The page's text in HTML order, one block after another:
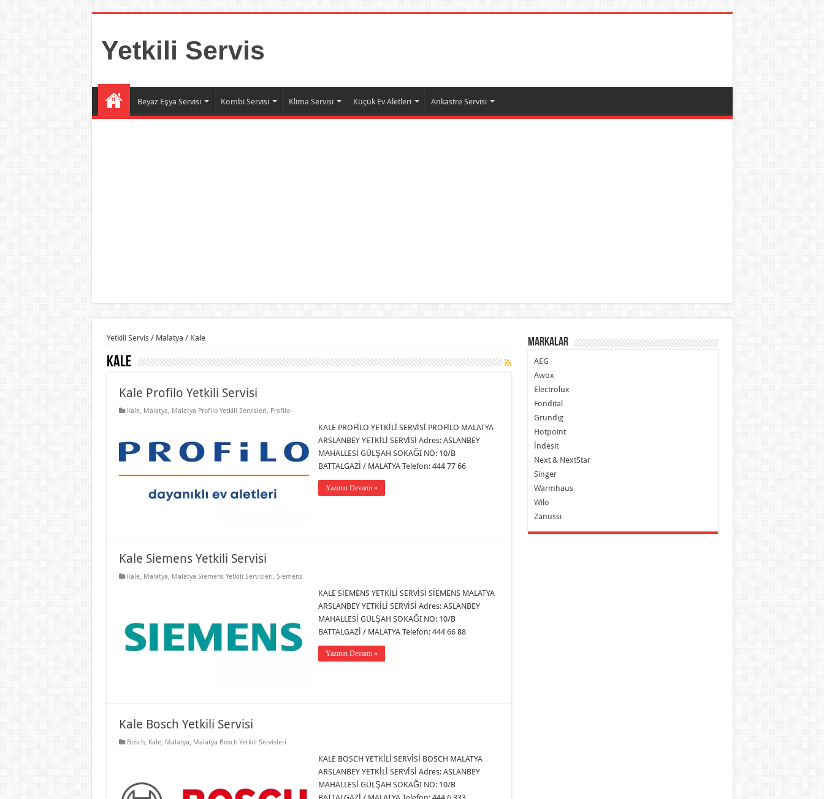
Yetkili Servis
Beyaz Eşya Servisi Kombi Servisi Klima Servisi Küçük Ev Aletleri Ankastre Servisi
Yetkili Servis / Malatya / Kale
Kale
Kale Profilo Yetkili Servisi
Kale, Malatya, Malatya Profilo Yetkili Servisleri, Profilo
KALE PROFİLO YETKİLİ SERVİSİ PROFİLO MALATYA
ARSLANBEY YETKİLİ SERVİSİ Adres: ASLANBEY
MAHALLESİ GÜLŞAH SOKAĞI NO: 10/B
BATTALGAZİ / MALATYA Telefon: 444 77 66
Yazının Devamı »
Kale Siemens Yetkili Servisi
Kale, Malatya, Malatya Siemens Yetkili Servisleri, Siemens
KALE SİEMENS YETKİLİ SERVİSİ SİEMENS MALATYA
ARSLANBEY YETKİLİ SERVİSİ Adres: ASLANBEY
MAHALLESİ GÜLŞAH SOKAĞI NO: 10/B
BATTALGAZİ / MALATYA Telefon: 444 66 88
Yazının Devamı »
Kale Bosch Yetkili Servisi
Bosch, Kale, Malatya, Malatya Bosch Yetkili Servisleri
KALE BOSCH YETKİLİ SERVİSİ BOSCH MALATYA
ARSLANBEY YETKİLİ SERVİSİ Adres: ASLANBEY
MAHALLESİ GÜLŞAH SOKAĞI NO: 10/B
Markalar
AEG
Awox
Electrolux
Fondital
Grundig
Hotpoint
İndesit
Next & NextStar
Singer
Warmhaus
Wilo
Zanussi